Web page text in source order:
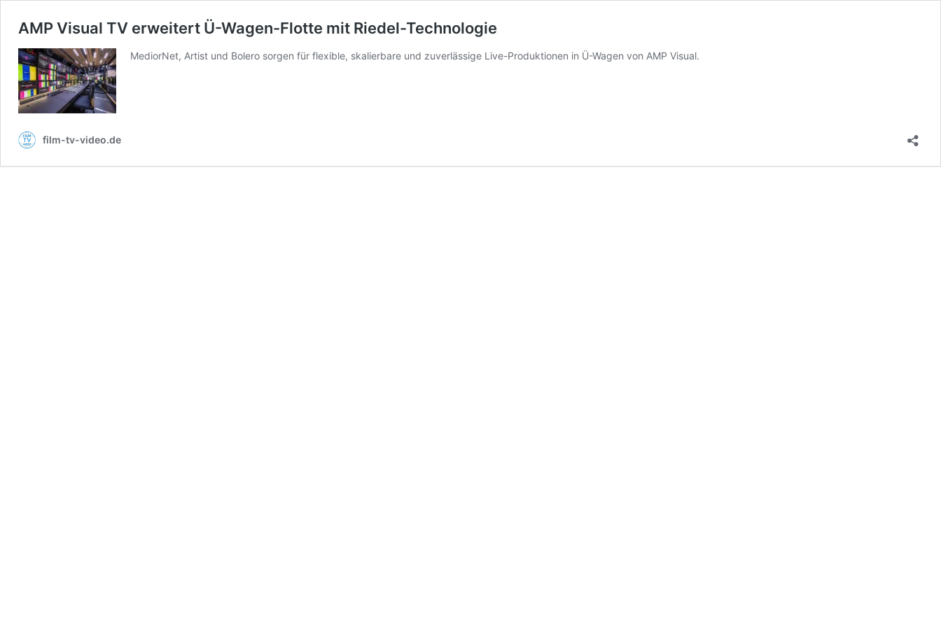
AMP Visual TV erweitert Ü-Wagen-Flotte mit Riedel-Technologie
MediorNet, Artist und Bolero sorgen für flexible, skalierbare und zuverlässige Live-Produktionen in Ü-Wagen von AMP Visual.
film-tv-video.de